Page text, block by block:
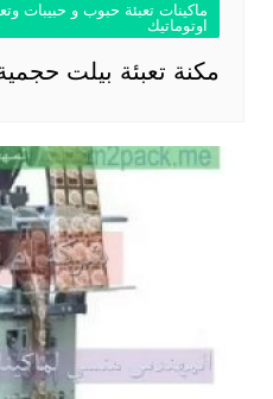
ماكينات تعبئة حبوب و حبيبات
اوتوماتيك
مكنة تعبئة بيلت